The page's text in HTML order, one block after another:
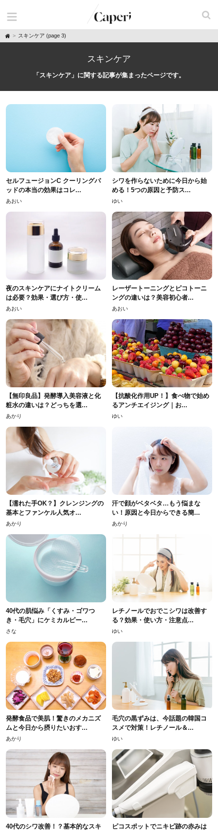
H
o
スキンケア (page 3)
スキンケア
「スキンケア」に関する記事が集まったページです。
セルフュージョンC クーリングパ
ッドの本当の効果はコレ...
あおい
シワを作らないために今日から始
める！5つの原因と予防ス...
ゆい
夜のスキンケアにナイトクリーム
は必要？効果・選び方・使...
あおい
レーザートーニングとピコトーニ
ングの違いは？美容初心者...
あおい
【無印良品】発酵導入美容液と化
粧水の違いは？どっちを選...
あかり
【抗酸化作用UP！】食べ物で始め
るアンチエイジング｜お...
ゆい
【濡れた手OK？】クレンジングの
基本とファンケル人気オ...
あかり
汗で顔がベタベタ…もう悩まな
い！原因と今日からできる簡...
あかり
40代の肌悩み「くすみ・ゴワつ
き・毛穴」にケミカルピー...
さな
レチノールでおでこシワは改善す
る？効果・使い方・注意点...
ゆい
発酵食品で美肌！驚きのメカニズ
ムと今日から摂りたいおす...
あかり
毛穴の黒ずみは、今話題の韓国コ
スメで対策！レチノール＆...
ゆい
40代のシワ改善！？基本的なスキ
ピコスポットでニキビ跡の赤みは